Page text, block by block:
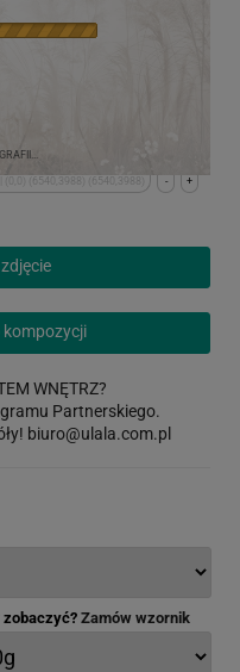
+
-
(0,0) (6540,3988) (6540,3988)
kompozycji
WNĘTRZ?
Partnerskiego.
biuro@ulala.com.pl
zobaczyć? Zamów wzornik